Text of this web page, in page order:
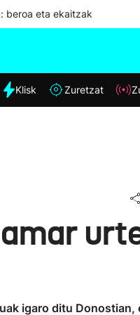
beroa eta ekaitzak
Klisk Zuretzat
igaro ditu Donostian,